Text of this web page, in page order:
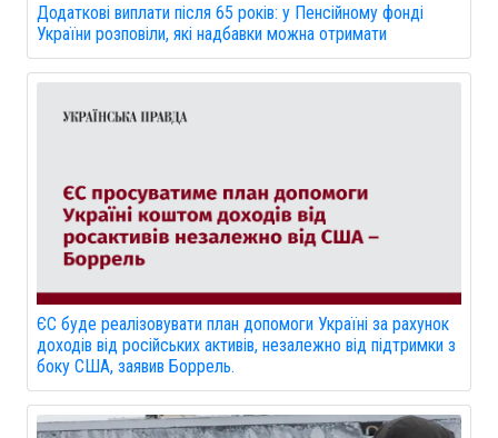
Додаткові виплати після 65 років: у Пенсійному фонді
України розповіли, які надбавки можна отримати
ЄС буде реалізовувати план допомоги Україні за рахунок
доходів від російських активів, незалежно від підтримки з
боку США, заявив Боррель.